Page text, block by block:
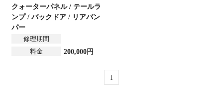
クォーターパネル / テールラ
ンプ / バックドア / リアバン
パー
修理期間
料金
200,000円
1